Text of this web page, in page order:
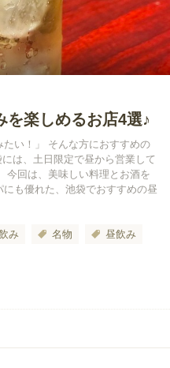
を楽しめるお店4選♪
たい！」 そんな方におすすめの
は、土日限定で昼から営業して
今回は、美味しい料理とお酒を
も優れた、池袋でおすすめの昼
み 名物 昼飲み